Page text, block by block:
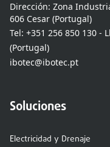
Dirección: Zona
606 Cesar (Portugal)
Tel: +351 256 850 130 -
(Portugal)
ibotec@ibotec.pt
Soluciones
Electricidad y Drenaje